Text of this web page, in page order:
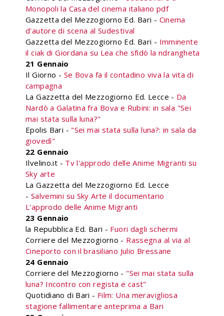
Monopoli la Casa del cinema italiano pdf
Gazzetta del Mezzogiorno Ed. Bari - Cinema
d'autore di scena al Sudestival
Gazzetta del Mezzogiorno Ed. Bari - Imminente
il ciak di Giordana su Lea che sfidò la ndrangheta
21 Gennaio
Il Giorno - Se Bova fa il contadino viva la vita di
campagna
La Gazzetta del Mezzogiorno Ed. Lecce - Da
Nardò a Galatina fra Bova e Rubini: in sala "Sei
mai stata sulla luna?"
Epolis Bari - "Sei mai stata sulla luna?: in sala da
giovedì"
22 Gennaio
Ilvelino.it - Tv l'approdo delle Anime Migranti su
Sky arte
La Gazzetta del Mezzogiorno Ed. Lecce
- Salvemini su Sky Arte il documentario
L'approdo delle Anime Migranti
23 Gennaio
la Repubblica Ed. Bari - Fuori dagli schermi
Corriere del Mezzogiorno - Rassegna al via al
Cineporto con il brasiliano Julio Bressane
24 Gennaio
Corriere del Mezzogiorno - "Sei mai stata sulla
luna? Incontro con regista e cast"
Quotidiano di Bari - Film: Una meravigliosa
stagione fallimentare anteprima a Bari